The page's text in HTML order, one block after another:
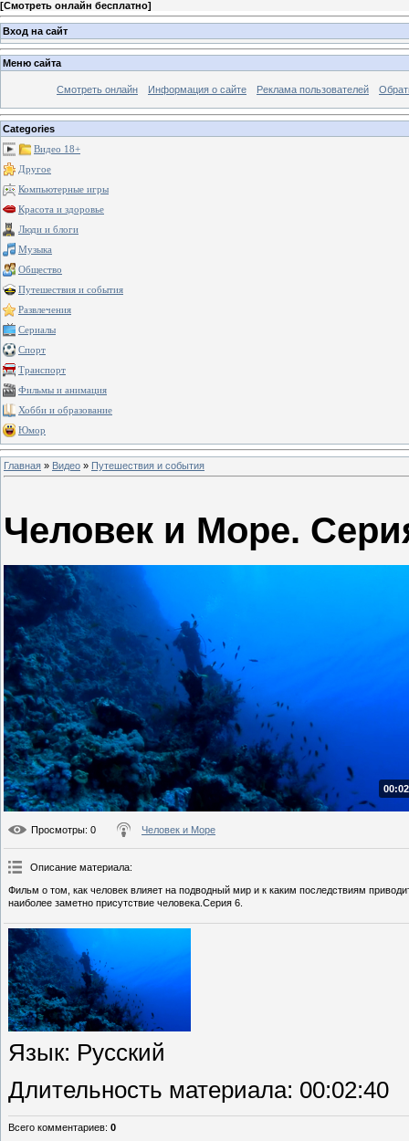
[Смотреть онлайн бесплатно]
Вход на сайт
Меню сайта
Смотреть онлайн Информация о сайте Реклама пользователей
Categories
Видео 18+
Другое
Компьютерные игры
Красота и здоровье
Люди и блоги
Музыка
Общество
Путешествия и события
Развлечения
Сериалы
Спорт
Транспорт
Фильмы и анимация
Хобби и образование
Юмор
Главная » Видео » Путешествия и события
Человек и Море.
Просмотры: 0 Человек и Море
Описание материала:
Фильм о том, как человек влияет на подводный мир и к каким последствиям
наиболее заметно присутствие человека.Серия 6.
Язык: Русский
Длительность материала: 00:02:40
Всего комментариев: 0